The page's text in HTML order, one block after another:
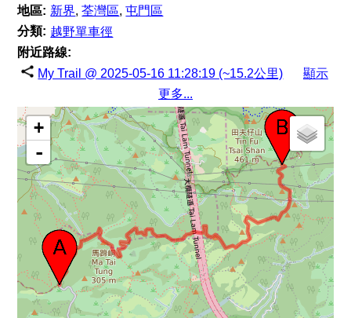
地區: 新界,荃灣區,屯門區
分類: 越野單車徑
附近路線:
My Trail @ 2025-05-16 11:28:19 (~15.2公里)
顯示
更多...
+
-